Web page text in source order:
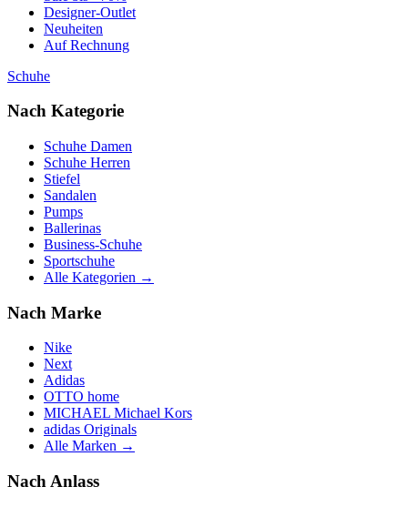
Designer-Outlet
Neuheiten
Auf Rechnung
Schuhe
Nach Kategorie
Schuhe Damen
Schuhe Herren
Stiefel
Sandalen
Pumps
Ballerinas
Business-Schuhe
Sportschuhe
Alle Kategorien →
Nach Marke
Nike
Next
Adidas
OTTO home
MICHAEL Michael Kors
adidas Originals
Alle Marken →
Nach Anlass